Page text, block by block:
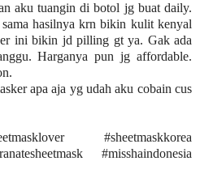
aku tuangin di botol jg buat daily.
hasilnya krn bikin kulit kenyal
ini bikin jd pilling gt ya. Gak ada
Harganya pun jg affordable.
apa aja yg udah aku cobain cus
#sheetmaskkorea
#misshaindonesia